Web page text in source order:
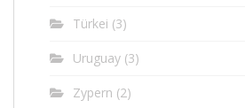
Türkei (3)
Uruguay (3)
Zypern (2)